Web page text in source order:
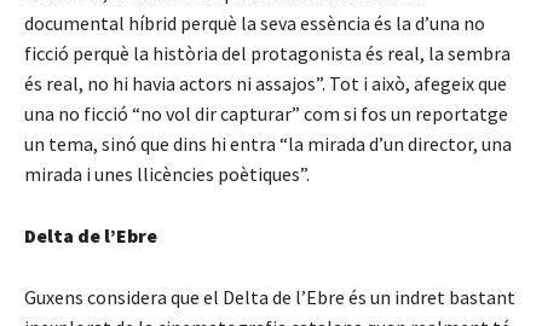
documental híbrid perquè la seva essència és la d’una no
ficció perquè la història del protagonista és real, la sembra
és real, no hi havia actors ni assajos”. Tot i això, afegeix que
una no ficció “no vol dir capturar” com si fos un reportatge
un tema, sinó que dins hi entra “la mirada d’un director, una
mirada i unes llicències poètiques”.
Delta de l’Ebre
Guxens considera que el Delta de l’Ebre és un indret bastant